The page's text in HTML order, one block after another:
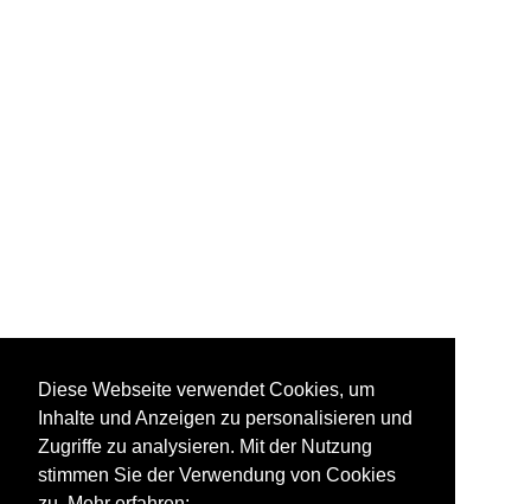
Diese Webseite verwendet Cookies, um
Inhalte und Anzeigen zu personalisieren und
Zugriffe zu analysieren. Mit der Nutzung
stimmen Sie der Verwendung von Cookies